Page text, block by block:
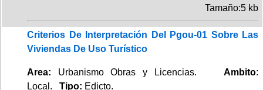
Tamaño:5 kb
Criterios De Interpretación Del Pgou-01 Sobre Las
Viviendas De Uso Turístico
Area: Urbanismo Obras y Licencias. Ambito:
Local. Tipo: Edicto.